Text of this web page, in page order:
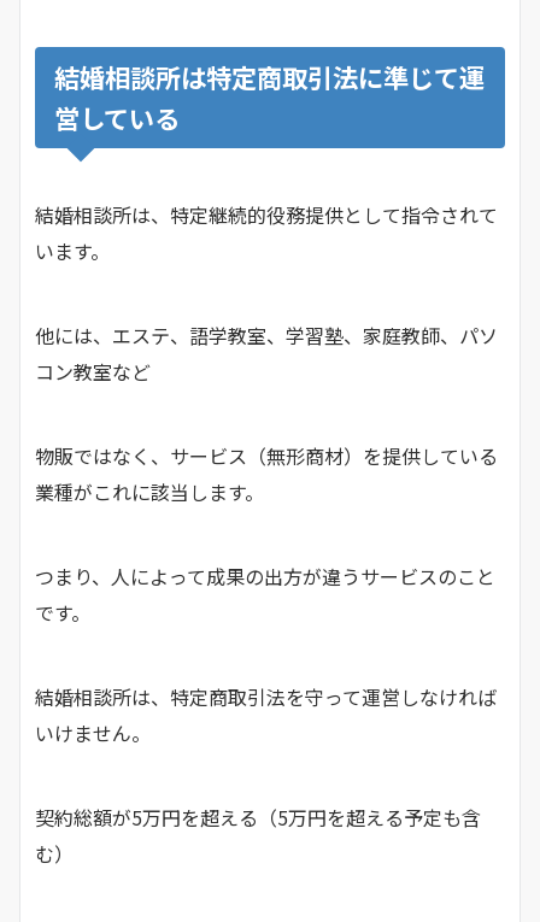
結婚相談所は特定商取引法に準じて運
営している
結婚相談所は、特定継続的役務提供として指令されて
います。
他には、エステ、語学教室、学習塾、家庭教師、パソ
コン教室など
物販ではなく、サービス（無形商材）を提供している
業種がこれに該当します。
つまり、人によって成果の出方が違うサービスのこと
です。
結婚相談所は、特定商取引法を守って運営しなければ
いけません。
契約総額が5万円を超える（5万円を超える予定も含
む）